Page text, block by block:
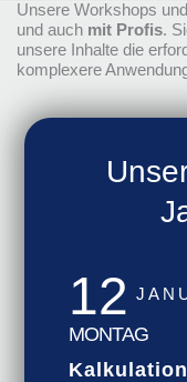
Unsere Workshops
und auch mit Profis.
unsere Inhalte die
komplexere
12
MONTAG